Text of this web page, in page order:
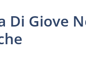
Di Giove